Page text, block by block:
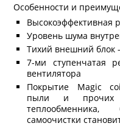
Особенности и
Высокоэффективная
Уровень шума
Тихий внешний блок
7-ми ступенчатая
вентилятора
Покрытие Magic
пыли и прочих
самоочистки